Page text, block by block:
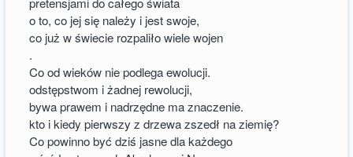
o to, co jej się należy i jest swoje,
co już w świecie rozpaliło wiele wojen
.
Co od wieków nie podlega ewolucji.
odstępstwom i żadnej rewolucji,
bywa prawem i nadrzędne ma znaczenie.
kto i kiedy pierwszy z drzewa zszedł na ziemię?
Co powinno być dziś jasne dla każdego